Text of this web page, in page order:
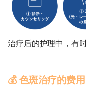
治疗后的护理中，有
💰 色斑治疗的费用